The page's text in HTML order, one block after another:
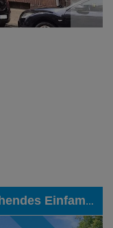
BEREITS VERKAUFT | Freistehendes Einfamilienhaus mit Doppelgarage und weiteren Vorzügen in einer der besten Lagen von Eschweiler-Dürwiß